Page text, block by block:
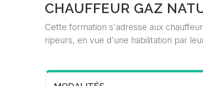
CHAUFFEUR GAZ
Cette formation s'adresse aux
ripeurs, en vue d'une habilitation par